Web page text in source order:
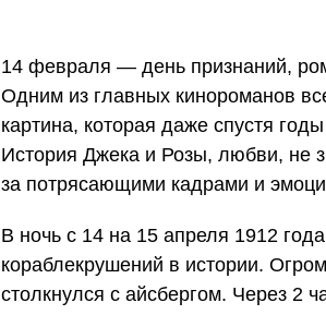
14 февраля — день признаний,
Одним из главных кинороманов
картина, которая даже спустя
История Джека и Розы, любви, не
за потрясающими кадрами и
В ночь с 14 на 15 апреля 1912
кораблекрушений в истории.
столкнулся с айсбергом. Через 2